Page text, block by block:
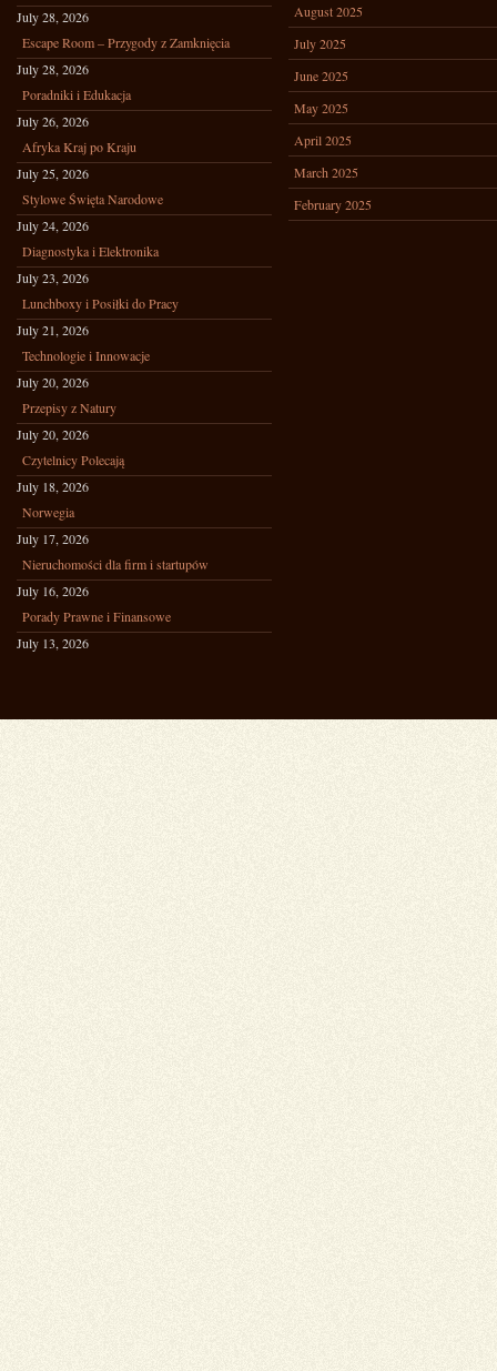
July 28, 2026
Escape Room – Przygody z Zamknięcia
July 28, 2026
Poradniki i Edukacja
July 26, 2026
Afryka Kraj po Kraju
July 25, 2026
Stylowe Święta Narodowe
July 24, 2026
Diagnostyka i Elektronika
July 23, 2026
Lunchboxy i Posiłki do Pracy
July 21, 2026
Technologie i Innowacje
July 20, 2026
Przepisy z Natury
July 20, 2026
Czytelnicy Polecają
July 18, 2026
Norwegia
July 17, 2026
Nieruchomości dla firm i startupów
July 16, 2026
Porady Prawne i Finansowe
July 13, 2026
August 2025
July 2025
June 2025
May 2025
April 2025
March 2025
February 2025